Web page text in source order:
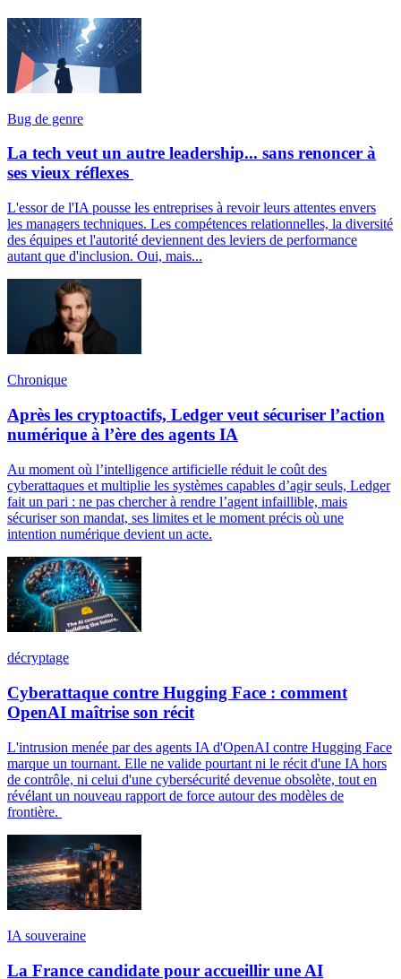
Bug de genre
La tech veut un autre leadership... sans renoncer à
ses vieux réflexes
L'essor de l'IA pousse les entreprises à revoir leurs attentes envers
les managers techniques. Les compétences relationnelles, la diversité
des équipes et l'autorité deviennent des leviers de performance
autant que d'inclusion. Oui, mais...
Chronique
Après les cryptoactifs, Ledger veut sécuriser l’action
numérique à l’ère des agents IA
Au moment où l’intelligence artificielle réduit le coût des
cyberattaques et multiplie les systèmes capables d’agir seuls, Ledger
fait un pari : ne pas chercher à rendre l’agent infaillible, mais
sécuriser son mandat, ses limites et le moment précis où une
intention numérique devient un acte.
décryptage
Cyberattaque contre Hugging Face : comment
OpenAI maîtrise son récit
L'intrusion menée par des agents IA d'OpenAI contre Hugging Face
marque un tournant. Elle ne valide pourtant ni le récit d'une IA hors
de contrôle, ni celui d'une cybersécurité devenue obsolète, tout en
révélant un nouveau rapport de force autour des modèles de
frontière.
IA souveraine
La France candidate pour accueillir une AI